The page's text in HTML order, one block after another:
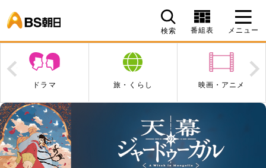
検索 番組表 メニュー
ドラマ 旅・くらし 映画・アニメ
Prev